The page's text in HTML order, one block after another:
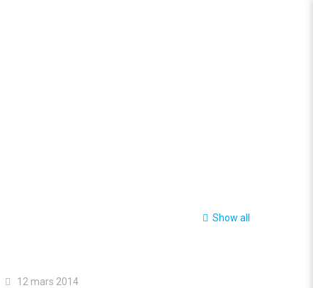
Show all
12 mars 2014